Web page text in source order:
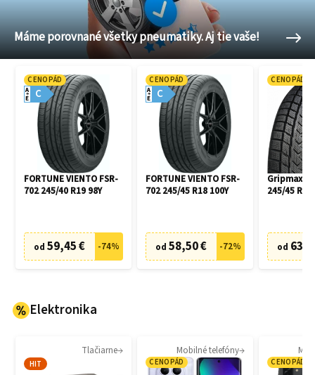
Máme porovnané všetky pneumatiky. Aj tie vaše!
CENOPÁD
C
A
E
FORTUNE VIENTO FSR-
702 245/40 R19 98Y
od 59,45 € -74%
CENOPÁD
C
A
E
FORTUNE VIENTO FSR-
702 245/45 R18 100Y
od 58,50 € -72%
CENOPÁD
Gripmax
245/45 R18
od
Elektronika
Tlačiarne
HIT
Mobilné telefóny
CENOPÁD CENOPÁD